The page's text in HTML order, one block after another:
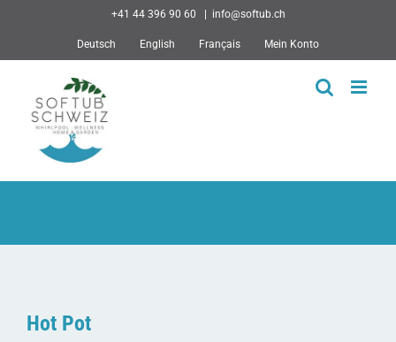
+41 44 396 90 60 info@softub.ch
Deutsch English Français Mein Konto
Hot Pot